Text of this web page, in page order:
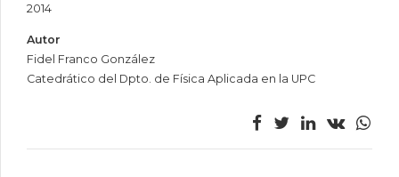
2014
Autor
Fidel Franco González
Catedrático del Dpto. de Física Aplicada en la UPC